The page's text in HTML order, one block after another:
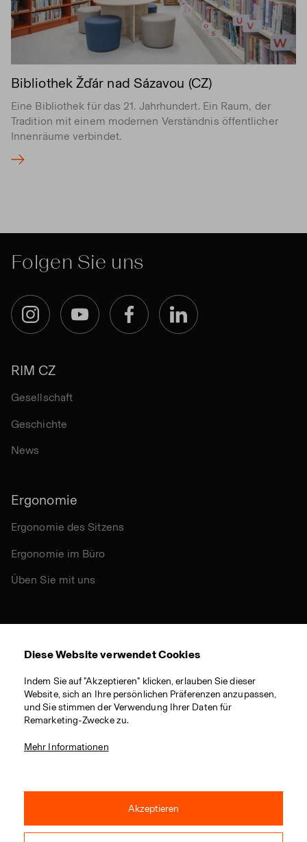
Bibliothek Žďár nad Sázavou (CZ)
Eine Bibliothek für das 21. Jahrhundert. Ein Raum, der
Tradition mit einem modernen Verständnis öffentlicher
Innenräume verbindet.
Folgen Sie uns
InstagramYouTube FacebookLinkedIn
RIM CZ
Gesellschaft
Geschichte
News
Ergonomie
Ergonomie des Sitzens
Ergonomie im Büro
Üben Sie mit uns
Andere
Nachhaltigkeit
Zertifikate
Materialien
Diese Website verwendet Cookies
Indem Sie auf "Akzeptieren" klicken, erlauben Sie dieser
Website, sich an Ihre persönlichen Präferenzen anzupassen,
und Sie stimmen der Verwendung Ihrer Daten für
Remarketing-Zwecke zu.
Mehr Informationen
Akzeptieren